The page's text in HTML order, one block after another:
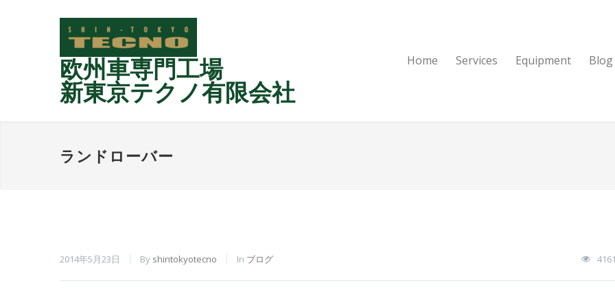
欧州車専門工場
新東京テクノ有限会社
Home Services Equipment Blog
ランドローバー
2014年5月23日 By shintokyotecno In ブログ